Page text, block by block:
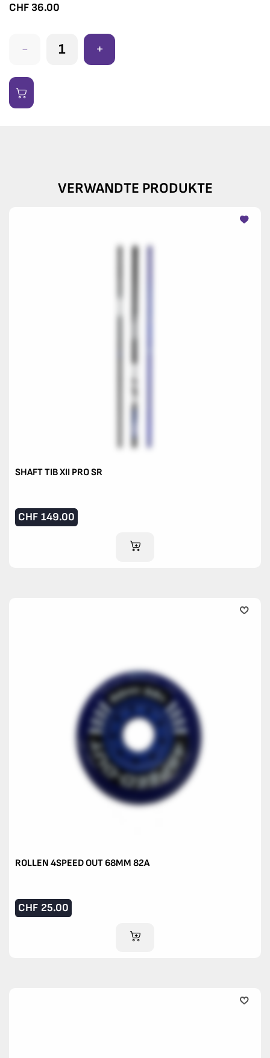
CHF 36.00
- +
VERWANDTE PRODUKTE
SHAFT TIB XII PRO SR
CHF 149.00
IM WARENKORB
ROLLEN 4SPEED OUT 68MM 82A
CHF 25.00
IM WARENKORB